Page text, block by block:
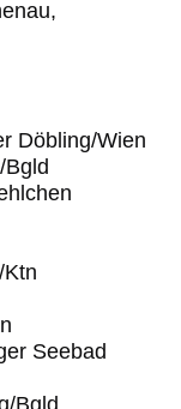
Döbling/Wien
Bgld
Seebad
Bgld